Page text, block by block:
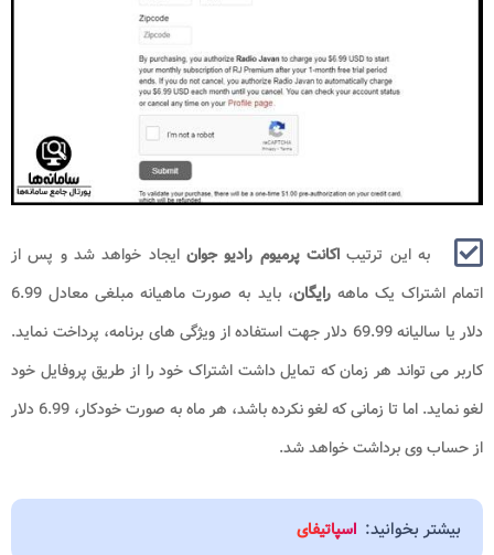
به این ترتیباکانت پرمیوم رادیو جوان ایجاد خواهد شد و پس از
اتمام اشتراک یک ماههرایگان
، باید به صورت ماهیانه مبلغی معادل 6.99
دلار یا سالیانه 69.99 دلار جهت استفاده از ویژگی های برنامه، پرداخت نماید.
کاربر می تواند هر زمان که تمایل داشت اشتراک خود را از طریق پروفایل خود
لغو نماید. اما تا زمانی که لغو نکرده باشد، هر ماه به صورت خودکار، 6.99 دلار
از حساب وی برداشت خواهد شد.
بیشتر بخوانید: اسپاتیفای